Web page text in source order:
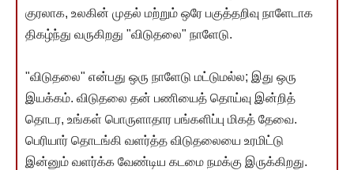
குரலாக, உலகின் முதல் மற்றும் ஒரே பகுத்தறிவு நாளேடாக
திகழ்ந்து வருகிறது "விடுதலை" நாளேடு.
"விடுதலை" என்பது ஒரு நாளேடு மட்டுமல்ல; இது ஒரு
இயக்கம். விடுதலை தன் பணியைத் தொய்வு இன்றித்
தொடர, உங்கள் பொருளாதார பங்களிப்பு மிகத் தேவை.
பெரியார் தொடங்கி வளர்த்த விடுதலையை உரமிட்டு
இன்னும் வளர்க்க வேண்டிய கடமை நமக்கு இருக்கிறது.